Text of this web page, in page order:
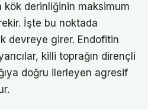
kök derinliğinin maksimum
İşte bu noktada
devreye girer. Endofitin
killi toprağın dirençli
doğru ilerleyen agresif